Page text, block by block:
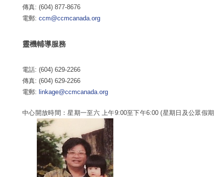
傳真: (604) 877-8676
電郵: ccm@ccmcanada.org
靈機輔導服務
電話: (604) 629-2266
傳真: (604) 629-2266
電郵: linkage@ccmcanada.org
中心開放時間：星期一至六 上午9:00至下午6:00 (星期日及公眾假期